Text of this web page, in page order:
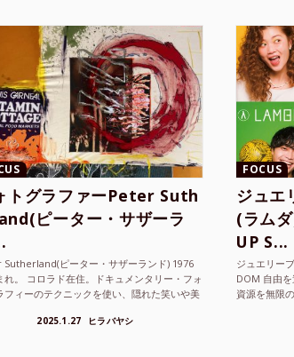
トグラファーPeter Suth
ピーター・サザーラ
Sutherland(ピーター・サザーランド) 1976
れ。 コロラド在住。ドキュメンタリー・フォ
フィーのテクニックを使い、隠れた笑いや美
2025.1.27 ヒラバヤシ
FOCUS
ジュエ
(ラム
UP S...
ジュエリー
DOM 自由
資源を無限